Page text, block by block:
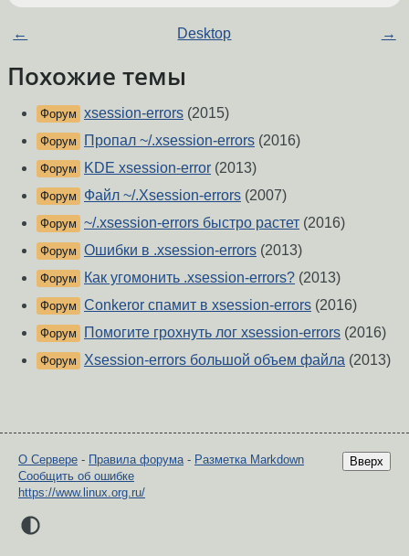
← Desktop →
Похожие темы
Форум xsession-errors (2015)
Форум Пропал ~/.xsession-errors (2016)
Форум KDE xsession-error (2013)
Форум Файл ~/.Xsession-errors (2007)
Форум ~/.xsession-errors быстро растет (2016)
Форум Ошибки в .xsession-errors (2013)
Форум Как угомонить .xsession-errors? (2013)
Форум Conkeror спамит в xsession-errors (2016)
Форум Помогите грохнуть лог xsession-errors (2016)
Форум Xsession-errors большой объем файла (2013)
Вверх
О Сервере - Правила форума- Разметка Markdown
Сообщить об ошибке
https://www.linux.org.ru/